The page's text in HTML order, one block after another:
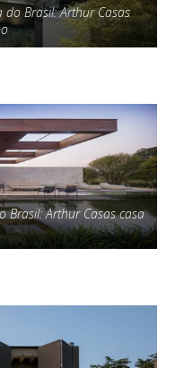
Brasil: Arthur Casas
Brasil: Arthur Casas casa